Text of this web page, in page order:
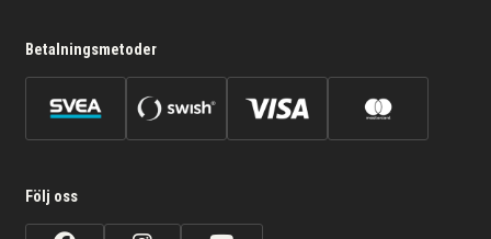
Betalningsmetoder
Följ oss